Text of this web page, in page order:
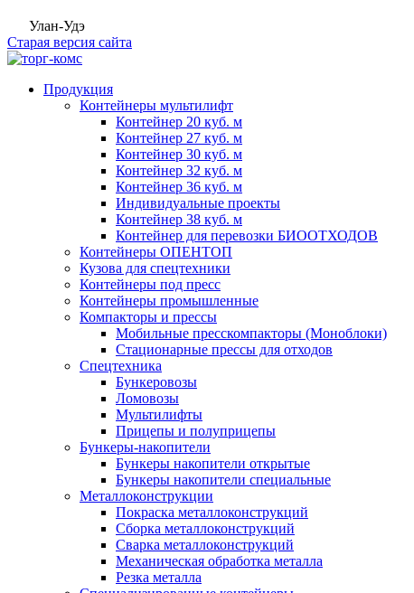
Улан-Удэ
Старая версия сайта
Продукция
Контейнеры мультилифт
Контейнер 20 куб. м
Контейнер 27 куб. м
Контейнер 30 куб. м
Контейнер 32 куб. м
Контейнер 36 куб. м
Индивидуальные проекты
Контейнер 38 куб. м
Контейнер для перевозки БИООТХОДОВ
Контейнеры ОПЕНТОП
Кузова для спецтехники
Контейнеры под пресс
Контейнеры промышленные
Компакторы и прессы
Мобильные пресскомпакторы (Моноблоки)
Стационарные прессы для отходов
Спецтехника
Бункеровозы
Ломовозы
Мультилифты
Прицепы и полуприцепы
Бункеры-накопители
Бункеры накопители открытые
Бункеры накопители специальные
Металлоконструкции
Покраска металлоконструкций
Сборка металлоконструкций
Сварка металлоконструкций
Механическая обработка металла
Резка металла